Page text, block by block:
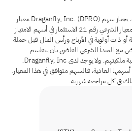
نعم، اعتبارًا من أغسطس 2026، يجتاز سهم Draganfly, Inc. (DPRO) معيار
أسهم الامتياز وفق أيوفي. يحظر المعيار الشرعي رقم 21 الاستثمار في أسهم الامتياز
أو ذات أولوية في الأرباح ورأس المال قبل حملة
مع المبدأ الشرعي القاضي بأن يتقاسم
المستثمرون الربح والخسارة بنسبة ملكيتهم. ولا يوجد لدى Draganfly, Inc.
العادية، فالسهم متوافق في هذا المعيار.
في كل مراجعة شهرية.